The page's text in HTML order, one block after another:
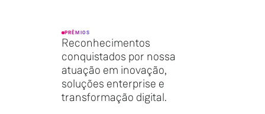
PRÊMIOS
Reconhecimentos
conquistados por nossa
atuação em inovação,
soluções enterprise e
transformação digital.